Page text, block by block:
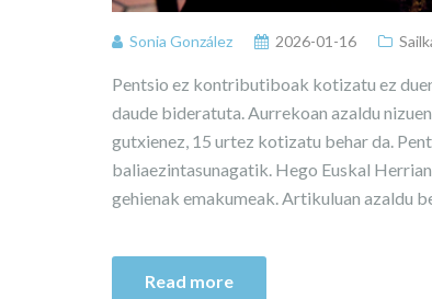
Sonia González 2026-01-16
Pentsio ez kontributiboak kotizatu ez
daude bideratuta. Aurrekoan azaldu
gutxienez, 15 urtez kotizatu behar da.
baliaezintasunagatik. Hego Euskal
gehienak emakumeak. Artikuluan azaldu
Read more